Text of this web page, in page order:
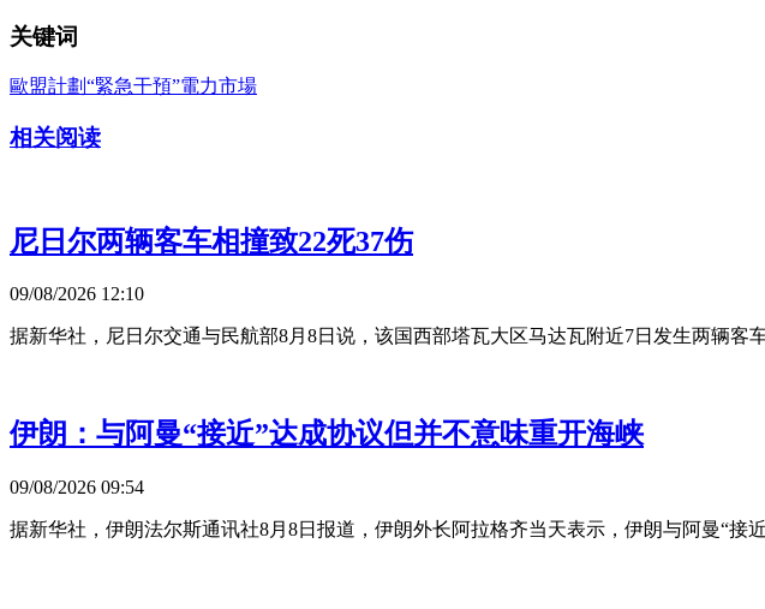
关键词
歐盟計劃“緊急干預”電力市場
相关阅读
尼日尔两辆客车相撞致22死37伤
09/08/2026 12:10
据新华社，尼日尔交通与民航部8月8日说，该国西部塔瓦大区马达瓦附近7日发生两辆客
伊朗：与阿曼“接近”达成协议但并不意味重开海峡
09/08/2026 09:54
据新华社，伊朗法尔斯通讯社8月8日报道，伊朗外长阿拉格齐当天表示，伊朗与阿曼“接